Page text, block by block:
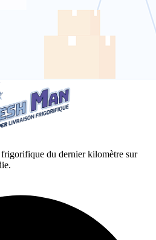
du dernier kilomètre sur